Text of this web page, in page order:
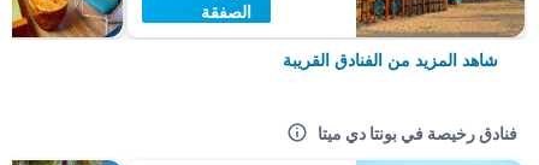
الصفقة
شاهد المزيد من الفنادق القريبة
فنادق رخيصة في بونتا دي ميتا